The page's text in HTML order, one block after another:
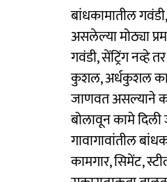
बांधकामातील
असलेल्या मोठ्या
गवंडी, सेंट्रिंग नव्हे
कुशल, अर्धकुशल
जाणवत असल्याने
बोलावून कामे
गावागावांतील
कामगार, सिमेंट,